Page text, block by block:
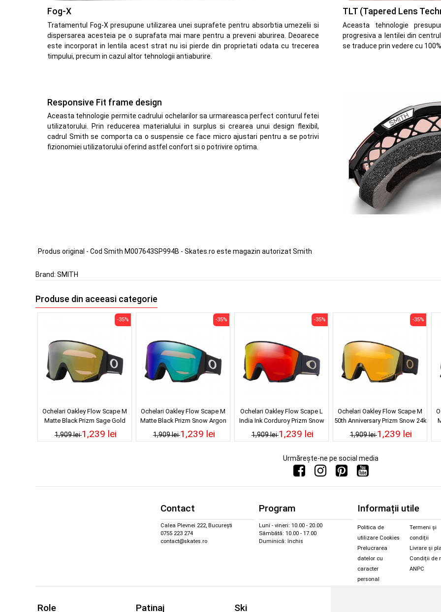
Fog-X
Tratamentul Fog-X presupune utilizarea unei suprafete pentru absorbtia umezelii si
dispersarea acesteia pe o suprafata mai mare pentru a preveni aburirea. Deoarece
este incorporat in lentila acest strat nu isi pierde din proprietati odata cu trecerea
timpului, precum in cazul altor tehnologii antiaburire.
TLT (Tapered Lens
Aceasta tehnologie
progresiva a lentilei din
se traduce prin vedere cu
Responsive Fit frame design
Aceasta tehnologie permite cadrului ochelarilor sa urmareasca perfect conturul fetei
utilizatorului. Prin reducerea materialului in surplus si crearea unui design flexibil,
cadrul Smith se comporta ca o suspensie ce face micro ajustari pentru a se potrivi
fizionomiei utilizatorului oferind astfel confort si o potrivire optima.
Produs original - Cod Smith M007643SP994B - Skates.ro este magazin autorizat Smith
Brand: SMITH
Produse din aceeasi categorie
Ochelari Oakley Flow Scape M
Matte Black Prizm Sage Gold
Iridium 25/26
1,909 lei
-35%
1,239 lei
Ochelari Oakley Flow Scape M
Matte Black Prizm Snow Argon
Iridium 25/26
1,909 lei
-35%
1,239 lei
Ochelari Oakley Flow Scape L
India Ink Corduroy Prizm Snow
Torch Iridium 25/26
1,909 lei
-35%
1,239 lei
Ochelari Oakley Flow Scape M
50th Anniversary Prizm Snow 24k
Iridium 25/26
1,909 lei
-35%
1,239 lei
Urmărește-ne pe social media
Contact
Calea Plevnei 222, București
0755 223 274
contact@skates.ro
Program
Luni - vineri: 10.00 - 20.00
Sâmbătă: 10.00 - 17.00
Duminică: închis
Informații utile
Politica de
utilizare Cookies
Prelucrarea
datelor cu
caracter
personal
Termeni și
condiții
Livrare și
Condiții de
ANPC
Role Patinaj Ski